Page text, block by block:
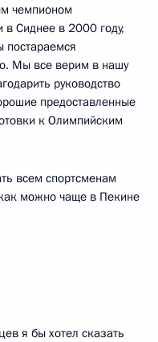
чемпионом
Сиднее в 2000 году,
постараемся
Мы все верим в нашу
руководство
предоставленные
к Олимпийским
всем спортсменам
можно чаще в Пекине
я бы хотел сказать